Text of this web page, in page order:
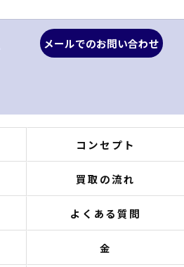
メールでのお問い合わせ
コンセプト
買取の流れ
よくある質問
金